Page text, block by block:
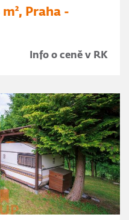
Praha -
Info o ceně v RK